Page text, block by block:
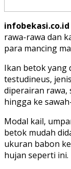
infobekasi.co.id
rawa-rawa dan
para mancing
Ikan betok yang
testudineus,
diperairan rawa,
hingga ke
Modal kail,
betok mudah
ukuran babon
hujan seperti ini.